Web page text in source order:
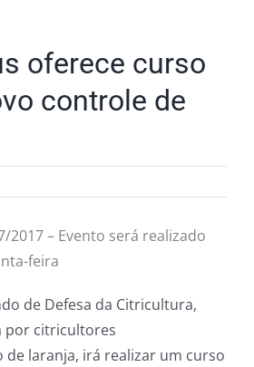
oferece curso
controle de
2017 – Evento será realizado
feira
de Defesa da Citricultura,
por citricultores
de laranja, irá realizar um curso